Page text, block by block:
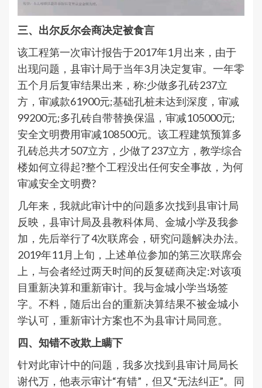
三、出尔反尔会商决定被食言
该工程第一次审计报告于2017年1月出来，由于
出现问题，县审计局于当年3月决定复审。一年零
五个月后复审结果出来，称:少做多孔砖237立
方，审减款61900元;基础孔桩未达到深度，审减
99200元;多孔砖自带替换保温，审减105000元;
安全文明费用审减108500元。该工程建筑预算多
孔砖总共才507立方，少做了237立方，教学综合
楼如何立得起?整个工程没出任何安全事故，为何
审减安全文明费?
几年来，我就此审计中的问题多次找到县审计局
反映，县审计局及县教科体局、金城小学及我参
加，先后举行了4次联席会，研究问题解决办法。
2019年11月上旬，上述单位参加的第三次联席会
上，与会者经过两天时间的反复磋商决定:对该项
目重新决算和重新审计。我与金城小学当场签
字。不料，随后出台的重新决算结果不被金城小
学认可，重新审计方案也不为县审计局同意。
四、知错不改欺上瞒下
针对此审计中的问题，我多次找到县审计局局长
谢代万，他表示审计“有错”，但又“无法纠正”。同